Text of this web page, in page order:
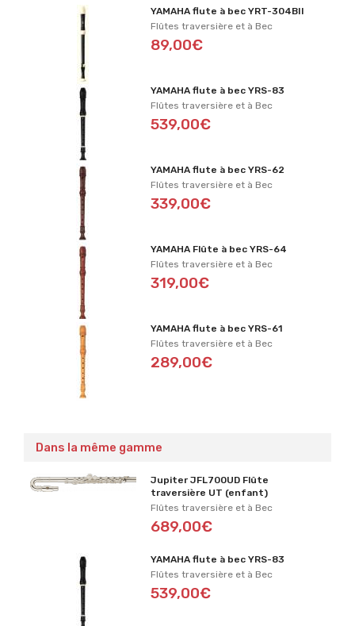
YAMAHA flute à bec YRT-304BII
Flûtes traversière et à Bec
89,00€
YAMAHA flute à bec YRS-83
Flûtes traversière et à Bec
539,00€
YAMAHA flute à bec YRS-62
Flûtes traversière et à Bec
339,00€
YAMAHA Flûte à bec YRS-64
Flûtes traversière et à Bec
319,00€
YAMAHA flute à bec YRS-61
Flûtes traversière et à Bec
289,00€
Dans la même gamme
Jupiter JFL700UD Flûte
traversière UT (enfant)
Flûtes traversière et à Bec
689,00€
YAMAHA flute à bec YRS-83
Flûtes traversière et à Bec
539,00€